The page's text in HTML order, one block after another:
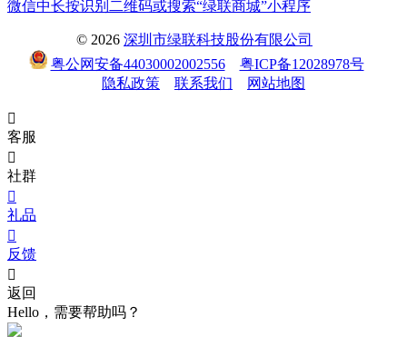
微信中长按识别二维码或搜索“绿联商城”小程序
© 2026 深圳市绿联科技股份有限公司
粤公网安备44030002002556
粤ICP备12028978号
隐私政策
联系我们 网站地图

客服

社群

礼品

反馈

返回
Hello，需要帮助吗？